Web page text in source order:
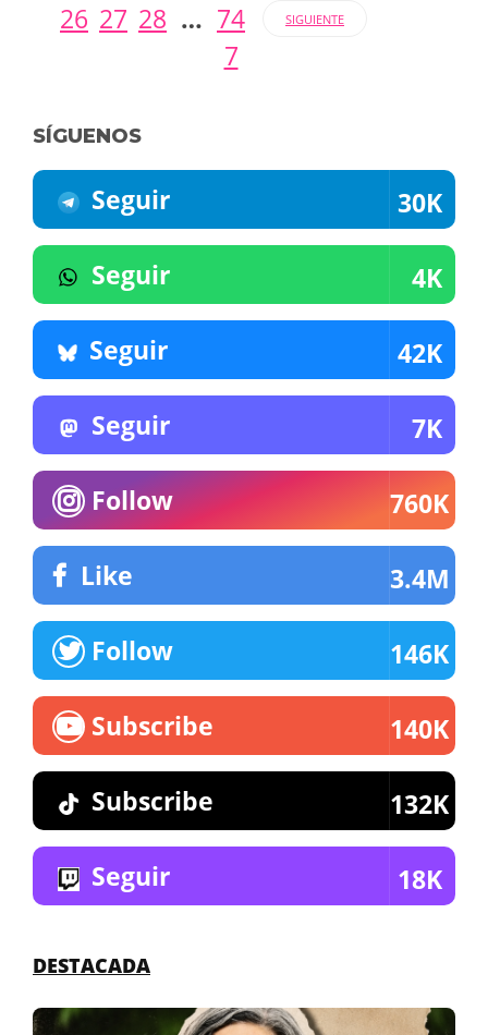
26 27 28 … 74
7
SIGUIENTE
SÍGUENOS
Seguir 30K
Seguir 4K
Seguir 42K
Seguir 7K
Follow 760K
Like 3.4M
Follow 146K
Subscribe 140K
Subscribe 132K
Seguir 18K
DESTACADA